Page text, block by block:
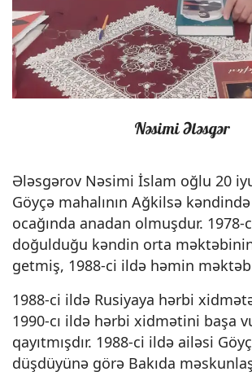
Nəsimi Ələsgər
Ələsgərov Nəsimi İslam oğlu 20
Göyçə mahalının Ağkilsə
ocağında anadan olmuşdur. 1978-
doğulduğu kəndin orta
getmiş, 1988-ci ildə həmin
1988-ci ildə Rusiyaya hərbi
1990-cı ildə hərbi xidmətini başa
qayıtmışdır. 1988-ci ildə ailəsi
düşdüyünə görə Bakıda